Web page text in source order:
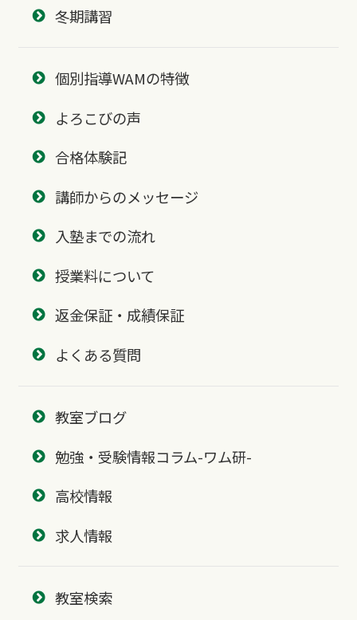
冬期講習
個別指導WAMの特徴
よろこびの声
合格体験記
講師からのメッセージ
入塾までの流れ
授業料について
返金保証・成績保証
よくある質問
教室ブログ
勉強・受験情報コラム-ワム研-
高校情報
求人情報
教室検索